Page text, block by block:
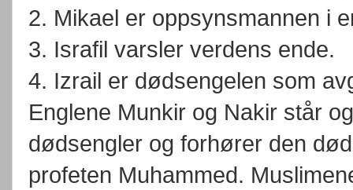
2. Mikael er oppsynsmannen i
3. Israfil varsler verdens ende.
4. Izrail er dødsengelen som
Englene Munkir og Nakir står
dødsengler og forhører den
profeten Muhammed.